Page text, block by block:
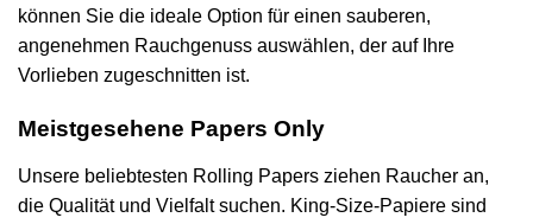
können Sie die ideale Option für einen sauberen,
angenehmen Rauchgenuss auswählen, der auf Ihre
Vorlieben zugeschnitten ist.
Meistgesehene Papers Only
Unsere beliebtesten Rolling Papers ziehen Raucher an,
die Qualität und Vielfalt suchen. King-Size-Papiere sind